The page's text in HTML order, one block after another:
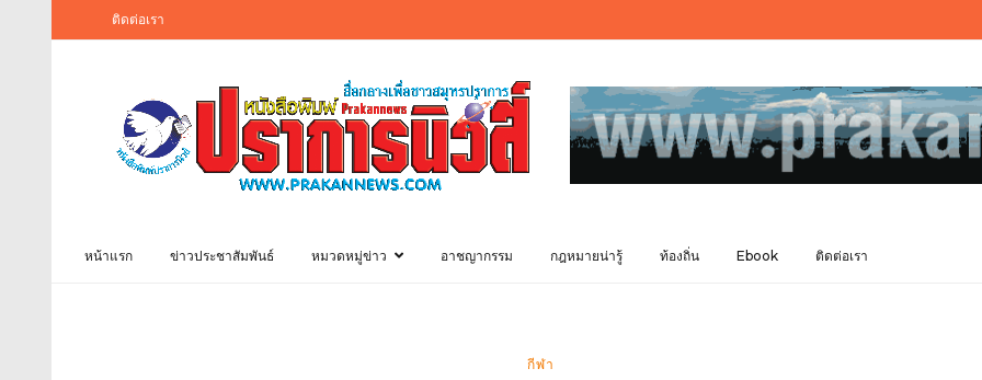
ติดต่อเรา
หน้าแรก ข่าวประชาสัมพันธ์ หมวดหมู่ข่าว อาชญากรรม กฎหมายน่ารู้ ท้องถิ่น Ebook ติดต่อเรา
กีฬา